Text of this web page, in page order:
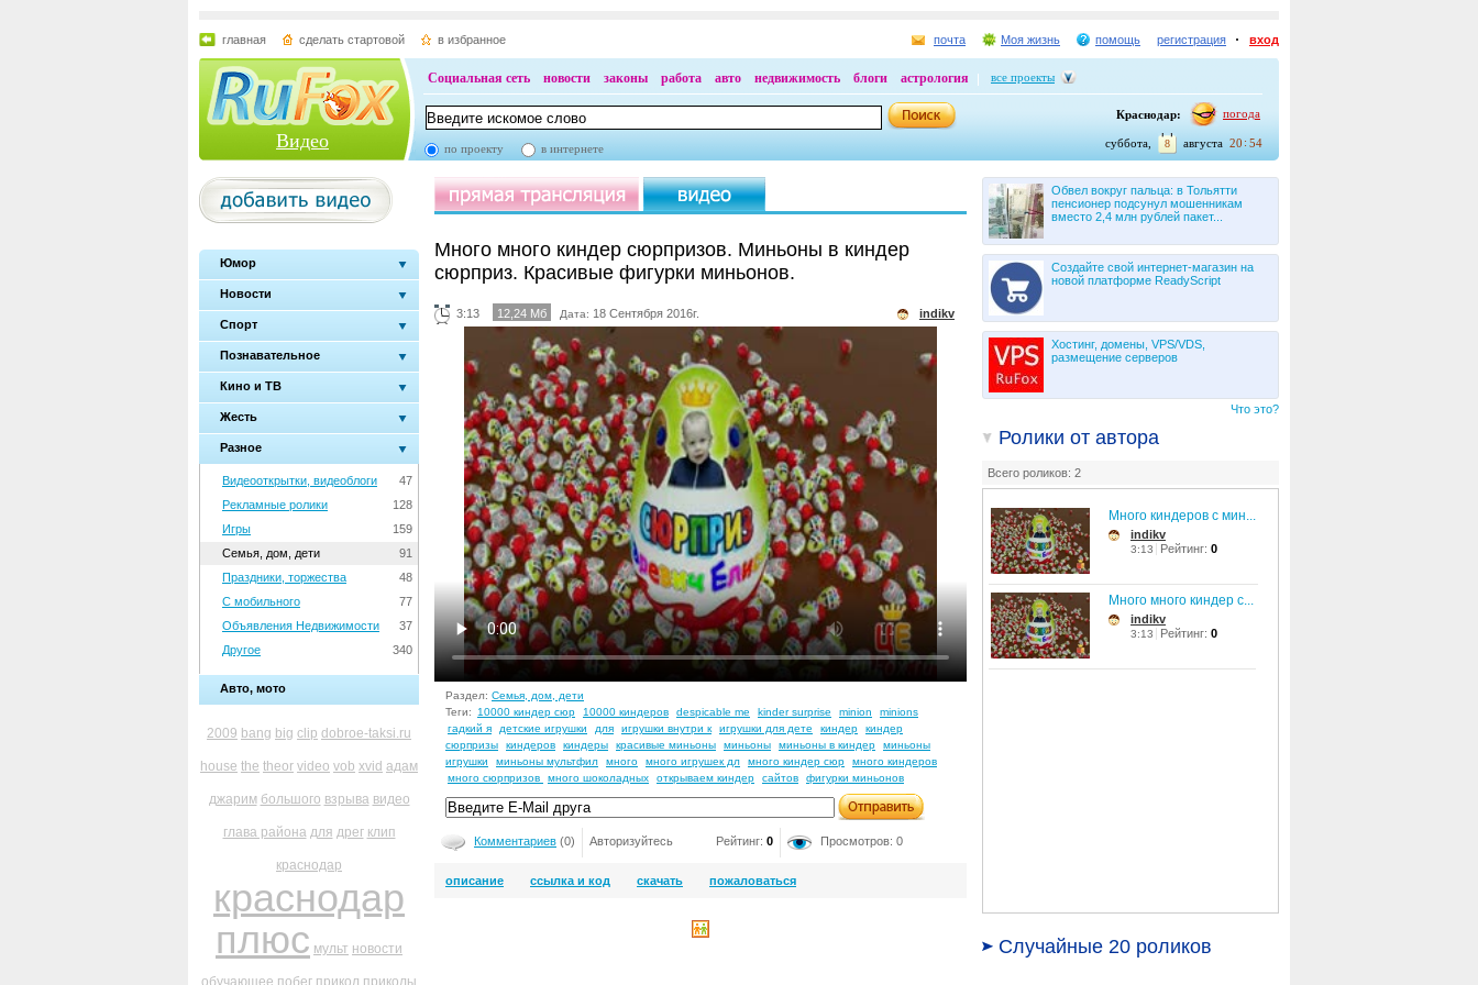
главная сделать стартовой в избранное почта Моя жизнь помощь регистрация вход
Видео
Социальная сеть новости законы работа авто недвижимость блоги астрология все проекты
Краснодар: погода
20 : 54
августа
8
суббота,
по проекту в интернете
Юмор
Новости
Спорт
Познавательное
Кино и ТВ
Жесть
Разное
47
Видеооткрытки, видеоблоги
128
Рекламные ролики
159
Игры
91
Семья, дом, дети
48
Праздники, торжества
77
С мобильного
37
Объявления Недвижимости
340
Другое
Авто, мото
2009 bang big clip dobroe-taksi.ru
house the theor video vob xvid адам
джарим большого взрыва видео
глава района для дрег клип
краснодар
краснодар
плюс мульт новости
обучающее побег прикол приколы
Обвел вокруг пальца: в Тольятти
пенсионер подсунул мошенникам
вместо 2,4 млн рублей пакет...
Создайте свой интернет-магазин на
новой платформе ReadyScript
Хостинг, домены, VPS/VDS,
размещение серверов
Что это?
Ролики от автора
Всего роликов: 2
Много киндеров с мин...
indikv
3:13 Рейтинг: 0
Много много киндер с...
indikv
3:13 Рейтинг: 0
Случайные 20 роликов
Много много киндер сюрпризов. Миньоны в киндер
сюрприз. Красивые фигурки миньонов.
3:13 12,24 Мб Дата: 18 Сентября 2016г. indikv
Раздел: Семья, дом, дети
Теги:
10000 киндер сюр 10000 киндеров despicable me kinder surprise minion
minions
гадкий я
детские игрушки для игрушки внутри к игрушки для дете киндер
киндер
сюрпризы
киндеров киндеры красивые миньоны миньоны миньоны в киндер
миньоны
игрушки
миньоны мультфил много много игрушек дл много киндер сюр
много киндеров
много сюрпризов
много шоколадных открываем киндер сайтов фигурки миньонов
Комментариев (0) Авторизуйтесь Рейтинг: 0 Просмотров: 0
описание ссылка и код скачать пожаловаться